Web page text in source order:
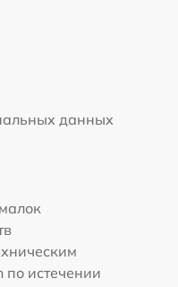
данных
истечении